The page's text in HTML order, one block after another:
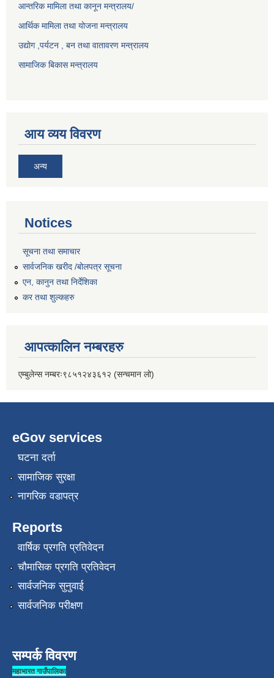
आन्तरिक मामिला तथा कानून मन्त्रालय/
आर्थिक मामिला तथा योजना मन्त्रालय
उद्योग ,पर्यटन , बन तथा वातावरण मन्त्रालय
सामाजिक बिकास मन्त्रालय
आय व्यय विवरण
अन्य
Notices
सूचना तथा समाचार
सार्वजनिक खरीद /बोलपत्र सूचना
एन, कानुन तथा निर्देशिका
कर तथा शुल्कहरु
आपत्कालिन नम्बरहरु
एम्बुलेन्स नम्बरः९८५१२४३६१२ (सन्चमान लो)
eGov services
घटना दर्ता
सामाजिक सुरक्षा
नागरिक वडापत्र
Reports
वार्षिक प्रगति प्रतिवेदन
चौमासिक प्रगति प्रतिवेदन
सार्वजनिक सुनुवाई
सार्वजनिक परीक्षण
सम्पर्क विवरण
महाभारत गाउँपालिका